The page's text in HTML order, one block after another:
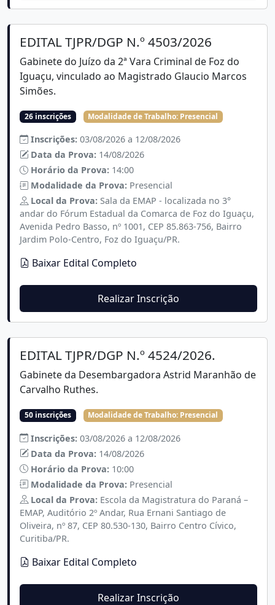
EDITAL TJPR/DGP N.º 4503/2026
Gabinete do Juízo da 2ª Vara Criminal de Foz do
Iguaçu, vinculado ao Magistrado Glaucio Marcos
Simões.
26 inscrições Modalidade de Trabalho: Presencial
Inscrições: 03/08/2026 a 12/08/2026
Data da Prova: 14/08/2026
Horário da Prova: 14:00
Modalidade da Prova: Presencial
Local da Prova: Sala da EMAP - localizada no 3°
andar do Fórum Estadual da Comarca de Foz do Iguaçu,
Avenida Pedro Basso, nº 1001, CEP 85.863-756, Bairro
Jardim Polo-Centro, Foz do Iguaçu/PR.
Baixar Edital Completo
Realizar Inscrição
EDITAL TJPR/DGP N.º 4524/2026.
Gabinete da Desembargadora Astrid Maranhão de
Carvalho Ruthes.
50 inscrições Modalidade de Trabalho: Presencial
Inscrições: 03/08/2026 a 12/08/2026
Data da Prova: 14/08/2026
Horário da Prova: 10:00
Modalidade da Prova: Presencial
Local da Prova: Escola da Magistratura do Paraná –
EMAP, Auditório 2º Andar, Rua Ernani Santiago de
Oliveira, nº 87, CEP 80.530-130, Bairro Centro Cívico,
Curitiba/PR.
Baixar Edital Completo
Realizar Inscrição